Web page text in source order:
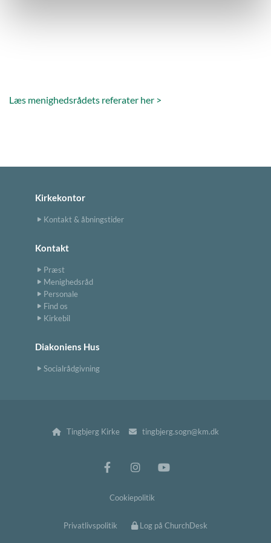
Læs menighedsrådets referater her >
Kirkekontor
Kontakt & åbningstider
Kontakt
Præst
Menighedsråd
Personale
Find os
Kirkebil
Diakoniens Hus
Socialrådgivning
 Tingbjerg Kirke  tingbjerg.sogn@km.dk
Cookiepolitik
Privatlivspolitik Log på ChurchDesk